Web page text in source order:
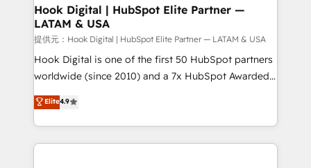
Revenue Operations - Inbound Marketing -
Outbound Marketing - HubSpot CMS Website
Design & Development We empower our clients to
reach their full potential by providing transparent,
relationship-driven support. With over 300 HubSpot
technical know-how and strategic guidance you
need to succeed.
Hook Digital | HubSpot Elite Partner —
LATAM & USA
提供元：Hook Digital | HubSpot Elite Partner — LATAM & USA
Hook Digital is one of the first 50 HubSpot partners
worldwide (since 2010) and a 7x HubSpot Awarded
Elite Partner. With 500+ projects across the U.S.,
Brazil, and LATAM, we combine global expertise with
regional experience. Today, we are Brazil’s largest
HubSpot Elite Partner—trusted by companies across
Elite4.9